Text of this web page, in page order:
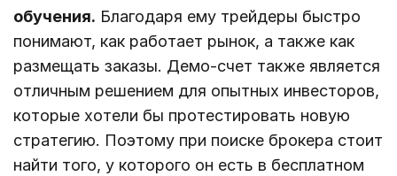
обучения. Благодаря ему трейдеры быстро
понимают, как работает рынок, а также как
размещать заказы. Демо-счет также является
отличным решением для опытных инвесторов,
которые хотели бы протестировать новую
стратегию. Поэтому при поиске брокера стоит
найти того, у которого он есть в бесплатном